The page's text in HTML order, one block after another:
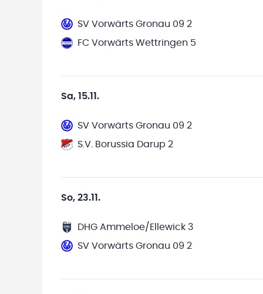
SV Vorwärts Gronau 09 2
FC Vorwärts Wettringen 5
Sa, 15.11.
SV Vorwärts Gronau 09 2
S.V. Borussia Darup 2
So, 23.11.
DHG Ammeloe/Ellewick 3
SV Vorwärts Gronau 09 2